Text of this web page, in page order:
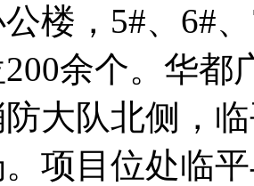
楼，5#、6#
余个。华都
防大队北侧，
。项目位处临